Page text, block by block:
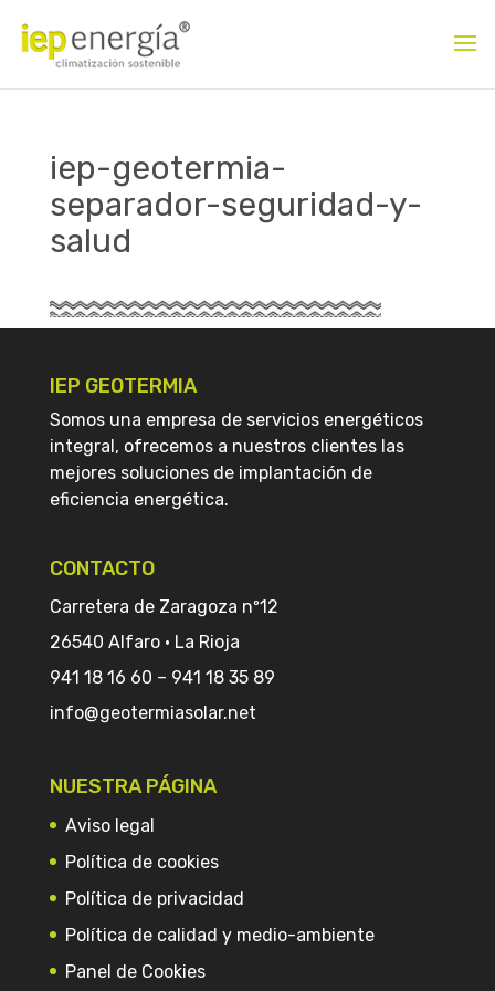
iep-geotermia-
separador-seguridad-y-
salud
IEP GEOTERMIA
Somos una empresa de servicios energéticos
integral, ofrecemos a nuestros clientes las
mejores soluciones de implantación de
eficiencia energética.
CONTACTO
Carretera de Zaragoza nº12
26540 Alfaro · La Rioja
941 18 16 60 – 941 18 35 89
info@geotermiasolar.net
NUESTRA PÁGINA
Aviso legal
Política de cookies
Política de privacidad
Política de calidad y medio-ambiente
Panel de Cookies